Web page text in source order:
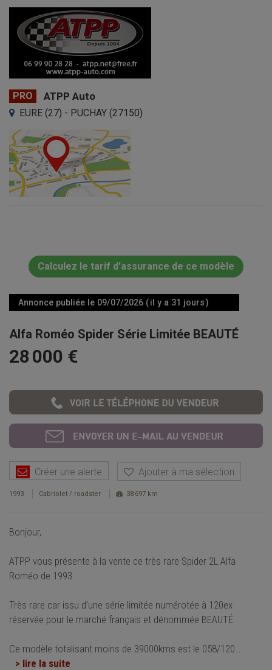
PRO ATPP Auto
EURE (27) - PUCHAY (27150)
Calculez le tarif d'assurance de ce modèle
Annonce publiée le 09/07/2026 ( il y a 31 jours )
Alfa Roméo Spider Série Limitée BEAUTÉ
28 000 €
Créer une alerte Ajouter à ma sélection
1993 Cabriolet / roadster 38 697 km
Bonjour,
ATPP vous présente à la vente ce très rare Spider 2L Alfa
Roméo de 1993.
Très rare car issu d’une série limitée numérotée à 120ex
réservée pour le marché français et dénommée BEAUTÉ.
Ce modèle totalisant moins de 39000kms est le 058/120
> lire la suite